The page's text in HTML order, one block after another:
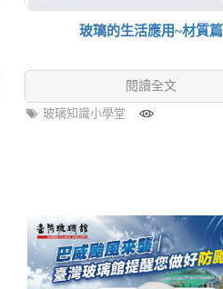
玻璃的生活應用~材質篇
閱讀全文
玻璃知識小學堂